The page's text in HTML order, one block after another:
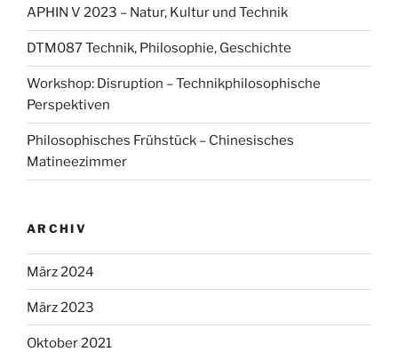
Existenzweise““
APHIN V 2023 – Natur, Kultur und Technik
DTM087 Technik, Philosophie, Geschichte
Workshop: Disruption – Technikphilosophische
Perspektiven
Philosophisches Frühstück – Chinesisches
Matineezimmer
ARCHIV
März 2024
März 2023
Oktober 2021